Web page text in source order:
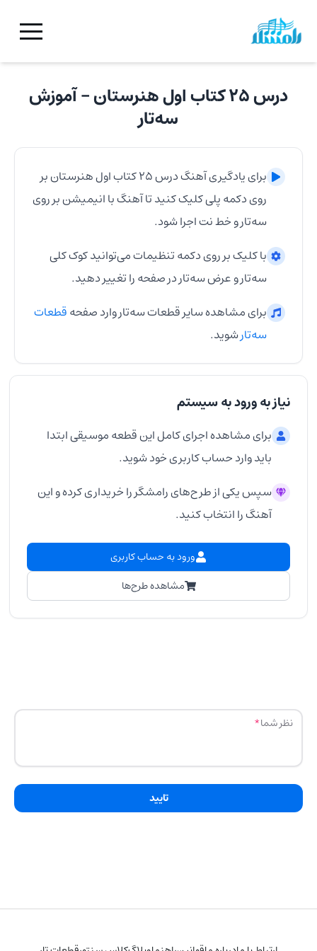
درس ۲۵ کتاب اول هنرستان - آموزش
سه‌تار
برای یادگیری آهنگدرس ۲۵ کتاب اول هنرستان
بر
روی دکمه پلی کلیک کنید تا آهنگ با انیمیشن بر روی
سه‌تارو خط نت اجرا شود.
با کلیک بر روی دکمه تنظیمات می‌توانید کوک کلی
سه‌تارو عرضسه‌تاردر صفحه را تغییر دهید.
برای مشاهده سایر قطعاتسه‌تاروارد صفحهقطعات
سه‌تارشوید.
نیاز به ورود به سیستم
برای مشاهده اجرای کامل این قطعه موسیقی ابتدا
باید وارد حساب کاربری خود شوید.
سپس یکی از طرح‌های رامشگر را خریداری کرده و این
آهنگ را انتخاب کنید.
ورود به حساب کاربری
مشاهده طرح‌ها
نظر شما
تایید